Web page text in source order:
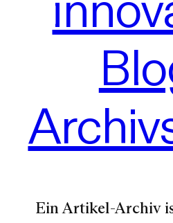
Ein Artikel-Archiv